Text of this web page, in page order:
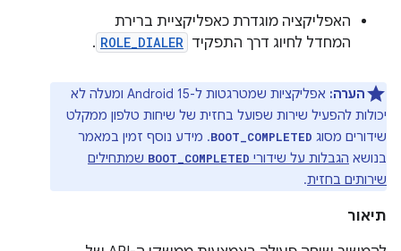
האפליקציה מוגדרת כאפליקציית ברירת
המחדל לחיוג דרך התפקיד ROLE_DIALER
.
הערה:
אפליקציות שמטרגטות ל-Android 15 ומעלה לא
יכולות להפעיל שירות שפועל בחזית של שיחות טלפון ממקלט
שידורים מסוג BOOT_COMPLETED. מידע נוסף זמין במאמר
בנושא הגבלות על שידורי BOOT_COMPLETED שמתחילים
שירותים בחזית.
תיאור